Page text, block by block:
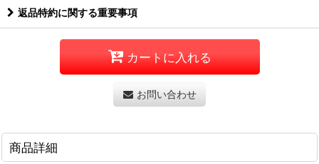
返品特約に関する重要事項
カートに入れる
お問い合わせ
商品詳細